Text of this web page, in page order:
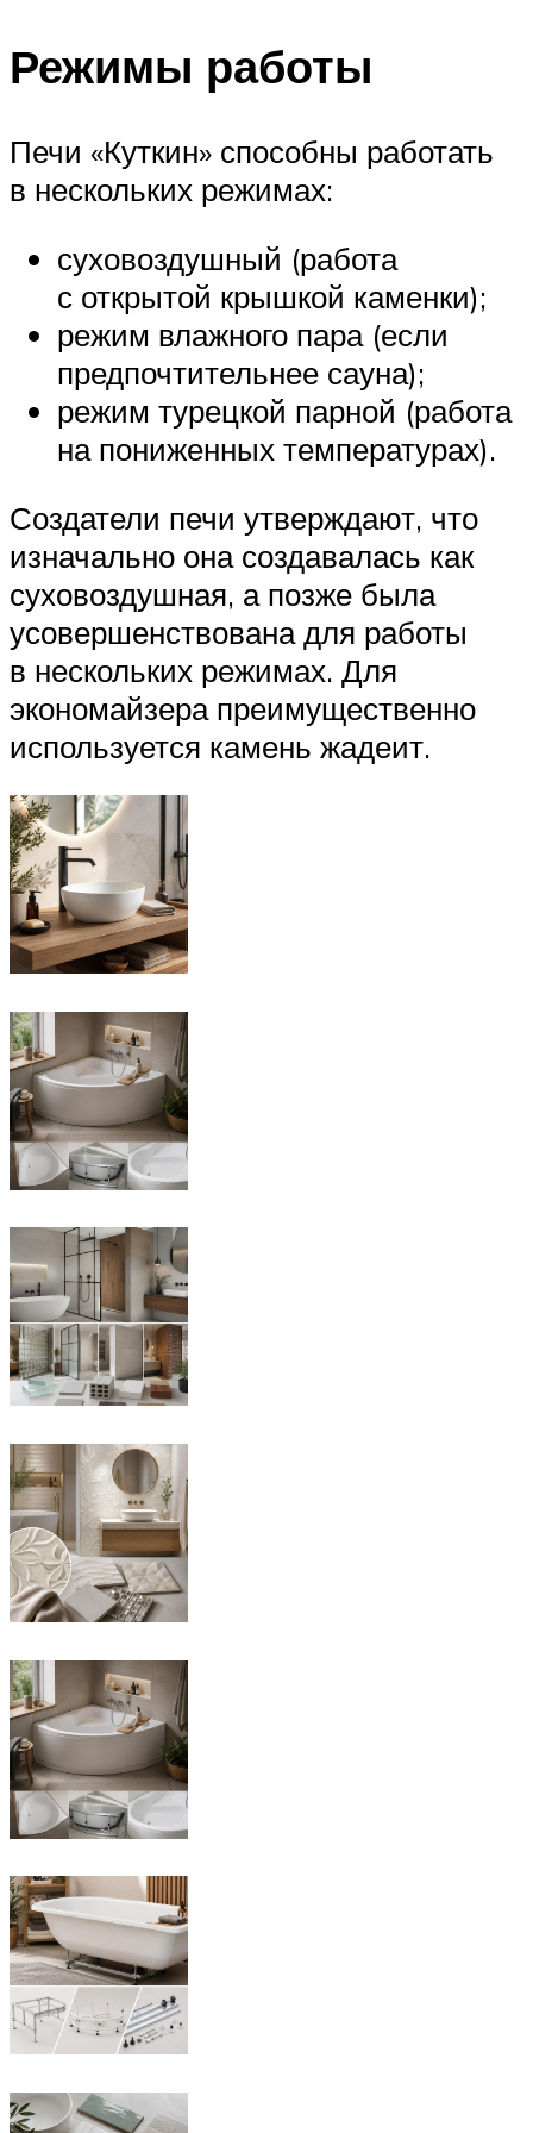
Режимы работы
Печи «Куткин» способны работать
в нескольких режимах:
суховоздушный (работа
с открытой крышкой каменки);
режим влажного пара (если
предпочтительнее сауна);
режим турецкой парной (работа
на пониженных температурах).
Создатели печи утверждают, что
изначально она создавалась как
суховоздушная, а позже была
усовершенствована для работы
в нескольких режимах. Для
экономайзера преимущественно
используется камень жадеит.